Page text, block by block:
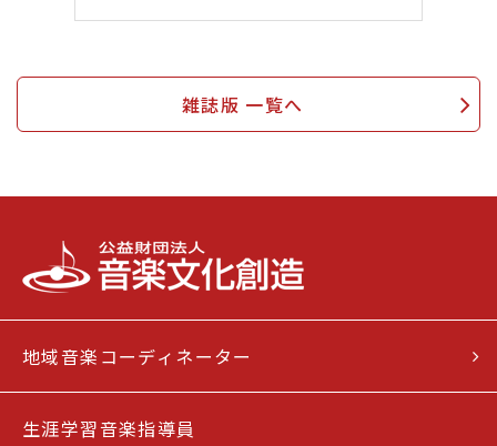
雑誌版 一覧へ
地域音楽コーディネーター
生涯学習音楽指導員